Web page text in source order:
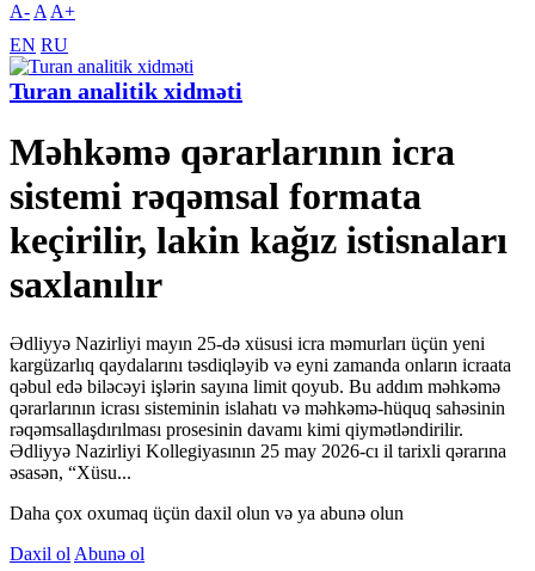
A- A A+
EN RU
Turan analitik xidməti
Məhkəmə qərarlarının icra
sistemi rəqəmsal formata
keçirilir, lakin kağız istisnaları
saxlanılır
Ədliyyə Nazirliyi mayın 25-də xüsusi icra məmurları üçün yeni
kargüzarlıq qaydalarını təsdiqləyib və eyni zamanda onların icraata
qəbul edə biləcəyi işlərin sayına limit qoyub. Bu addım məhkəmə
qərarlarının icrası sisteminin islahatı və məhkəmə-hüquq sahəsinin
rəqəmsallaşdırılması prosesinin davamı kimi qiymətləndirilir.
Ədliyyə Nazirliyi Kollegiyasının 25 may 2026-cı il tarixli qərarına
əsasən, “Xüsu...
Daha çox oxumaq üçün daxil olun və ya abunə olun
Daxil ol Abunə ol